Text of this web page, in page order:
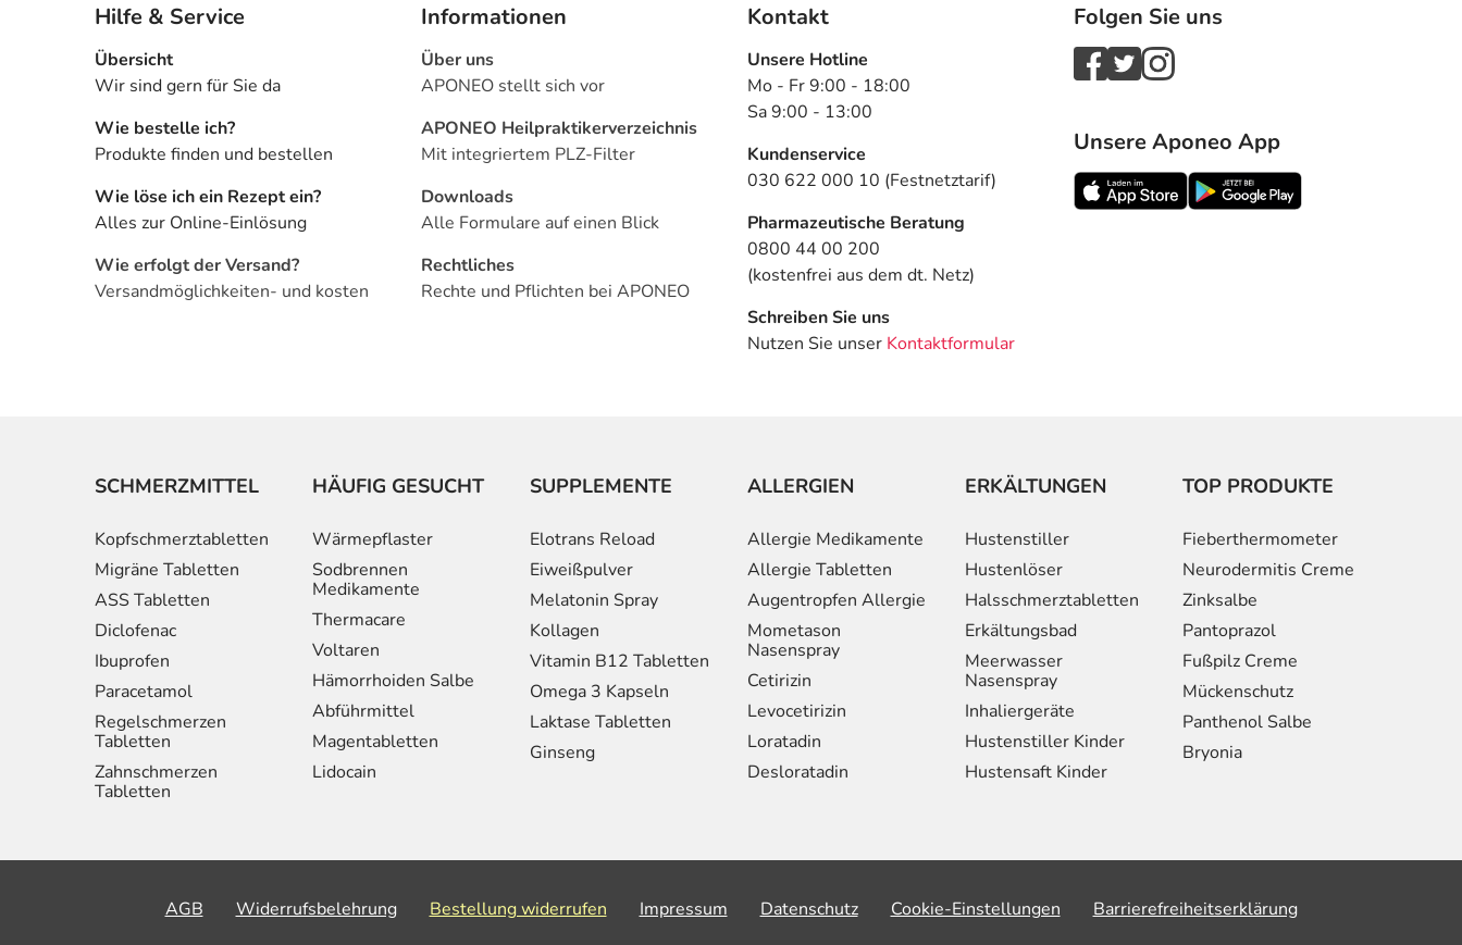
Hilfe & Service
Übersicht
Wir sind gern für Sie da
Wie bestelle ich?
Produkte finden und bestellen
Wie löse ich ein Rezept ein?
Alles zur Online-Einlösung
Wie erfolgt der Versand?
Versandmöglichkeiten- und kosten
Informationen
Über uns
APONEO stellt sich vor
APONEO Heilpraktikerverzeichnis
Mit integriertem PLZ-Filter
Downloads
Alle Formulare auf einen Blick
Rechtliches
Rechte und Pflichten bei APONEO
Kontakt
Unsere Hotline
Mo - Fr 9:00 - 18:00
Sa 9:00 - 13:00
Kundenservice
030 622 000 10 (Festnetztarif)
Pharmazeutische Beratung
0800 44 00 200
(kostenfrei aus dem dt. Netz)
Schreiben Sie uns
Nutzen Sie unser Kontaktformular
Folgen Sie uns
Unsere Aponeo App
SCHMERZMITTEL
Kopfschmerztabletten
Migräne Tabletten
ASS Tabletten
Diclofenac
Ibuprofen
Paracetamol
Regelschmerzen
Tabletten
Zahnschmerzen
Tabletten
HÄUFIG GESUCHT
Wärmepflaster
Sodbrennen
Medikamente
Thermacare
Voltaren
Hämorrhoiden Salbe
Abführmittel
Magentabletten
Lidocain
SUPPLEMENTE
Elotrans Reload
Eiweißpulver
Melatonin Spray
Kollagen
Vitamin B12 Tabletten
Omega 3 Kapseln
Laktase Tabletten
Ginseng
ALLERGIEN
Allergie Medikamente
Allergie Tabletten
Augentropfen Allergie
Mometason
Nasenspray
Cetirizin
Levocetirizin
Loratadin
Desloratadin
ERKÄLTUNGEN
Hustenstiller
Hustenlöser
Halsschmerztabletten
Erkältungsbad
Meerwasser
Nasenspray
Inhaliergeräte
Hustenstiller Kinder
Hustensaft Kinder
TOP PRODUKTE
Fieberthermometer
Neurodermitis Creme
Zinksalbe
Pantoprazol
Fußpilz Creme
Mückenschutz
Panthenol Salbe
Bryonia
AGB Widerrufsbelehrung Bestellung widerrufen Impressum Datenschutz Cookie-Einstellungen Barrierefreiheitserklärung